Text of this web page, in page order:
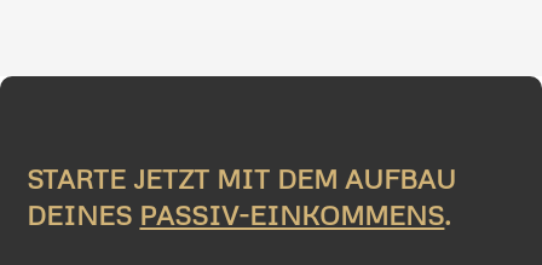
STARTE JETZT MIT DEM AUFBAU
DEINES PASSIV-EINKOMMENS.